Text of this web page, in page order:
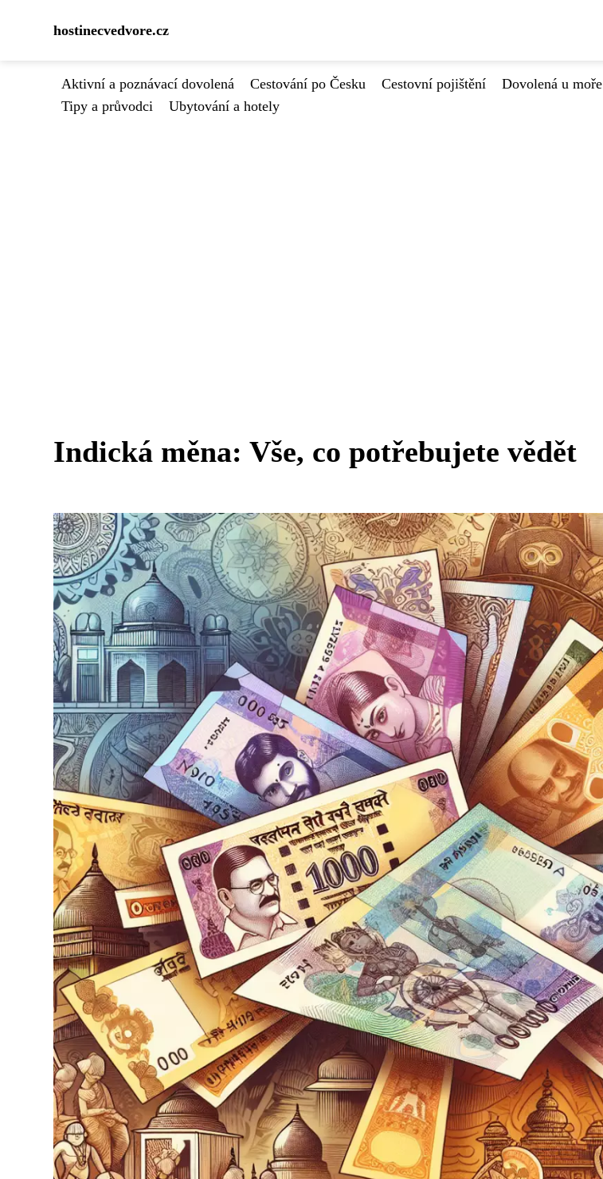
hostinecvedvore.cz
Aktivní a poznávací dovolená Cestování po Česku Cestovní pojištění Dovolená u moře
Tipy a průvodci
Ubytování a hotely
Indická měna: Vše, co potřebujete vědět